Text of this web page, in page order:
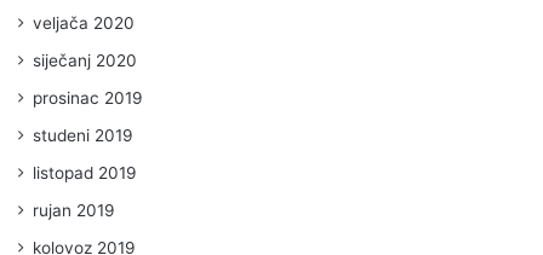
veljača 2020
siječanj 2020
prosinac 2019
studeni 2019
listopad 2019
rujan 2019
kolovoz 2019